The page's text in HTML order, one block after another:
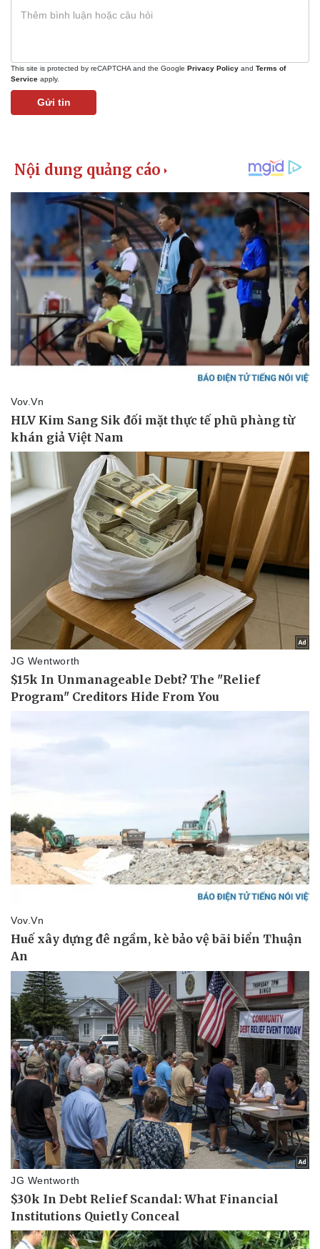
Pháp luật
Vụ án
Tin nóng
Quân sự - Quốc phòng
Vũ khí
Việt Nam
Phân tích
This site is protected by reCAPTCHA and the Google Privacy Policy and Terms of
Service apply.
Gửi tin